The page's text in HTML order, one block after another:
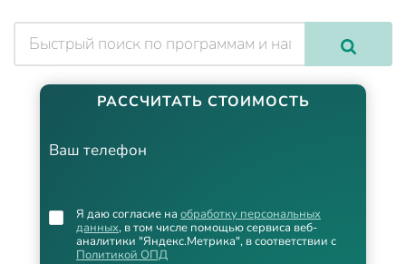
РАССЧИТАТЬ СТОИМОСТЬ
Ваш телефон
Я даю согласие на обработку персональных
данных, в том числе помощью сервиса веб-
аналитики "Яндекс.Метрика", в соответствии с
Политикой ОПД